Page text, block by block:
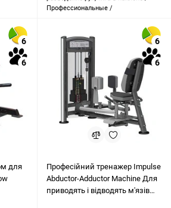
Профессиональные /
6
6
для
6
6
Професійний тренажер Impulse
Abductor-Adductor Machine Для
приводять і відводять м'язів